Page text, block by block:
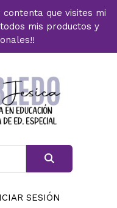
que visites mi
mis productos y
SESIÓN